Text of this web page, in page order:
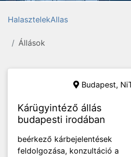
HalasztelekAllas
Állások
Budapest,
Kárügyintéző állás
budapesti irodában
beérkező kárbejelentések
feldolgozása, konzultáció a